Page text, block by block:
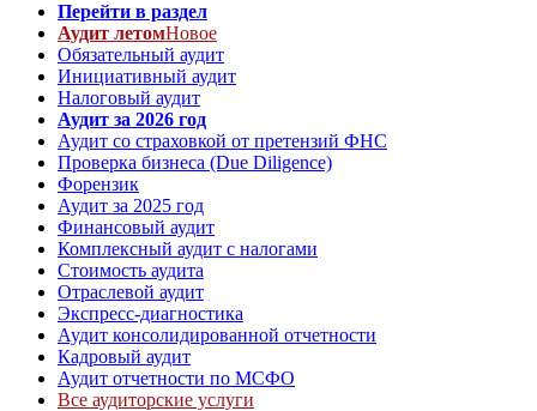
Перейти в раздел
Аудит летомНовое
Обязательный аудит
Инициативный аудит
Налоговый аудит
Аудит за 2026 год
Аудит со страховкой от претензий ФНС
Проверка бизнеса (Due Diligence)
Форензик
Аудит за 2025 год
Финансовый аудит
Комплексный аудит с налогами
Стоимость аудита
Отраслевой аудит
Экспресс-диагностика
Аудит консолидированной отчетности
Кадровый аудит
Аудит отчетности по МСФО
Все аудиторские услуги